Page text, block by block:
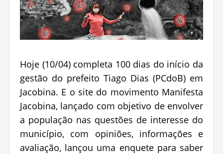
Hoje (10/04) completa 100 dias do início da
gestão do prefeito Tiago Dias (PCdoB) em
Jacobina. E o site do movimento Manifesta
Jacobina, lançado com objetivo de envolver
a população nas questões de interesse do
município, com opiniões, informações e
avaliação, lançou uma enquete para saber